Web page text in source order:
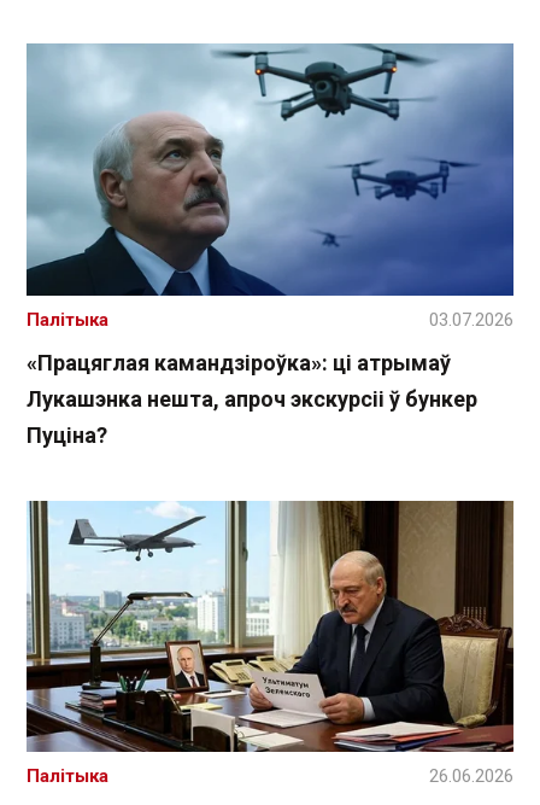
«Працяглая камандзіроўка»: ці атрымаў
Лукашэнка нешта, апроч экскурсіі ў бункер
Пуціна?
Палітыка 03.07.2026
Палітыка 26.06.2026